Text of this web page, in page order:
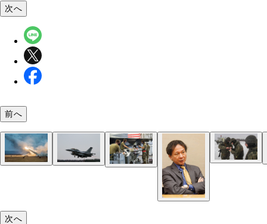
アメリカや欧州を訪問して戦車や戦闘機の供与を
ウクライナ反転攻勢きっかけになったハイマース
この1年、連日メディアで戦況解説を提供してきた
欧州諸国が供与を決めたドイツ製戦車「レオパル
プーチン大統領は3月中のドンバス全域制圧を軍に
最新の戦況と次の大反攻の予測ルート
バフムト周辺では昨夏から激戦が続く
ハイマースの射程が150kmに延びれば波及効果は
欧米が戦闘機を供与する場合の候補のひとつがF-
地上の防空ミサイルを破壊できる対レーダーミサ
「HARM」（写真／米空軍）
ロシアの動員兵の戦力化はほぼ完了したとみられる
ルカシェンコ政権が倒れれば戦争の様相は一変す
次へ
前へ
次へ